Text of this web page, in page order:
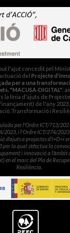
l'ajut concedit pel
del Projecte
per a una
"MACUSA-DIGITAL";
la línia d'ajuts de
de l'any
Transformació i
per l'Ordre ICT/713/
i l'Ordre ICT/274/2023
d'ajuts a projectes d'I+D+i
per la qual s'efectua la
i innovació a
en el marc del Pla de
Resiliència.